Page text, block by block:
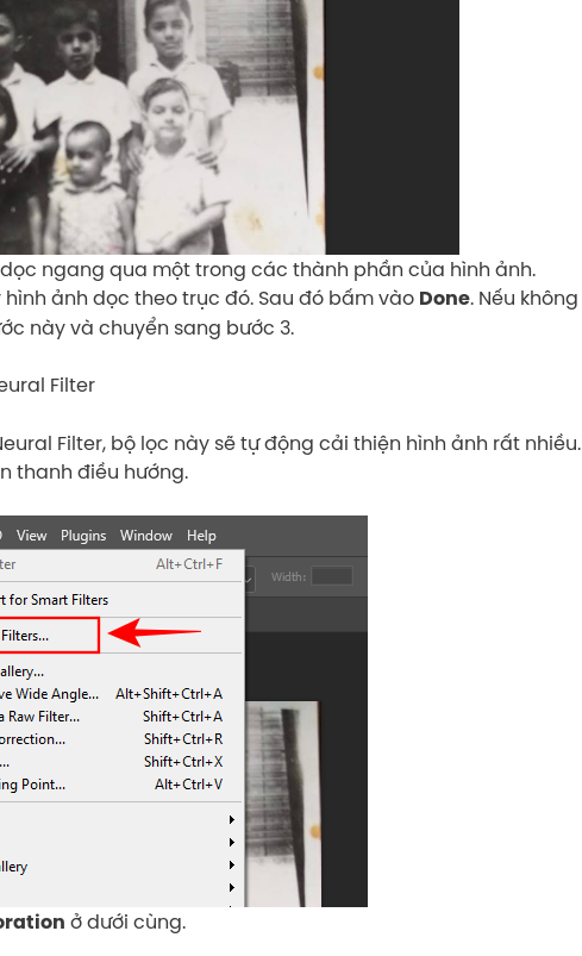
ngang qua một trong các thành phần của hình ảnh.
hình ảnh dọc theo trục đó. Sau đó bấm vào Done. Nếu không
này và chuyển sang bước 3.
Filter
Filter, bộ lọc này sẽ tự động cải thiện hình ảnh rất nhiều.
thanh điều hướng.
ở dưới cùng.